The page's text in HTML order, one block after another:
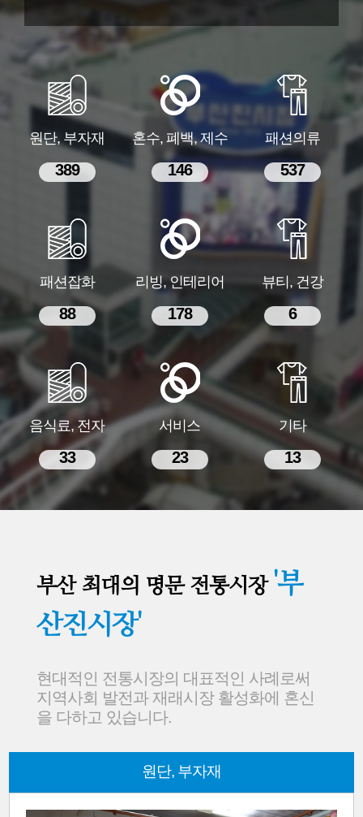
원단, 부자재
389
혼수, 폐백, 제수
146
패션의류
537
패션잡화
88
리빙, 인테리어
178
뷰티, 건강
6
음식료, 전자
33
서비스
23
기타
13
부산 최대의 명문 전통시장 '부
산진시장'
현대적인 전통시장의 대표적인 사례로써
지역사회 발전과 재래시장 활성화에 혼신
을 다하고 있습니다.
원단, 부자재